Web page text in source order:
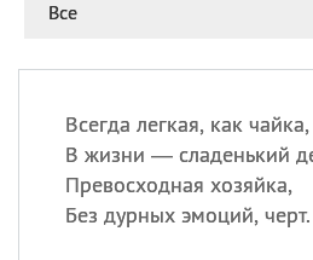
Все
Всегда легкая, как чайка,
В жизни — сладенький
Превосходная хозяйка,
Без дурных эмоций, черт.
09.08